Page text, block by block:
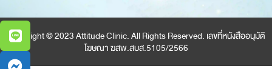
Copyright © 2023 Attitude Clinic. All Rights Reserved. เลขที่หนังสืออนุมัติ
โฆษณา ฆสพ.สบส.5105/2566